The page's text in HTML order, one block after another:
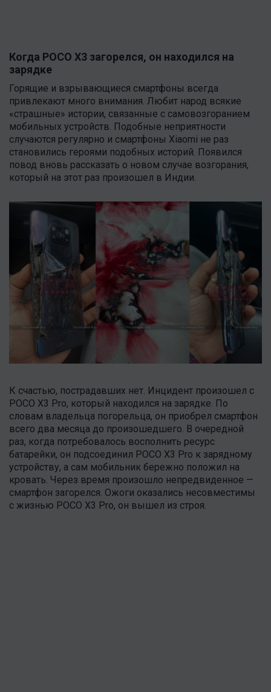
Когда POCO X3 загорелся, он находился на
зарядке
Горящие и взрывающиеся смартфоны всегда
привлекают много внимания. Любит народ всякие
«страшные» истории, связанные с самовозгоранием
мобильных устройств. Подобные неприятности
случаются регулярно и смартфоны Xiaomi не раз
становились героями подобных историй. Появился
повод вновь рассказать о новом случае возгорания,
который на этот раз произошел в Индии.
К счастью, пострадавших нет. Инцидент произошел с
POCO X3 Pro, который находился на зарядке. По
словам владельца погорельца, он приобрел смартфон
всего два месяца до произошедшего. В очередной
раз, когда потребовалось восполнить ресурс
батарейки, он подсоединил POCO X3 Pro к зарядному
устройству, а сам мобильник бережно положил на
кровать. Через время произошло непредвиденное —
смартфон загорелся. Ожоги оказались несовместимы
с жизнью POCO X3 Pro, он вышел из строя.